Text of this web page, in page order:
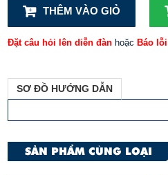
THÊM VÀO GIỎ
Đặt câu hỏi lên diễn đàn hoặc Báo
SƠ ĐỒ HƯỚNG DẪN
SẢN PHẨM CÙNG LOẠI